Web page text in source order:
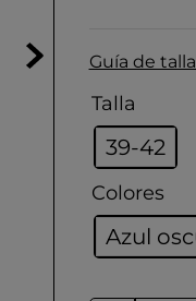
Guía de
Talla
39-42
Colores
Azul